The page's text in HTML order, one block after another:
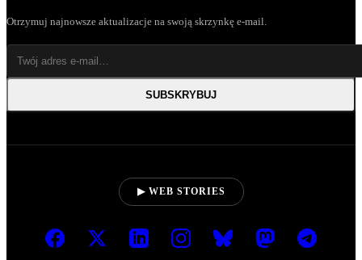
Otrzymuj najnowsze aktualizacje na swoją skrzynkę e-mail.
SUBSKRYBUJ
▶ WEB STORIES